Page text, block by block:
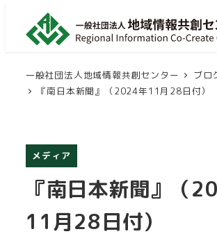
一般社団法人地域情報共創センター ブロ
『南日本新聞』（2024年11月28日付）
メディア
『南日本新聞』（
11月28日付）